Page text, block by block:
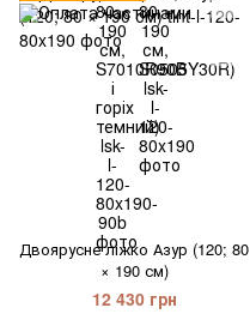
Двоярусне ліжко Азур (120; 80
× 190 см)
12 430 грн